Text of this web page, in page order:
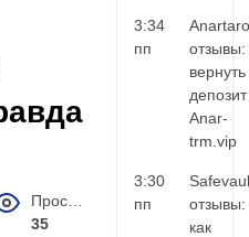
35
3:34
пп
отзывы:
вернуть
Anar-
trm.vip
3:30
пп
отзывы:
как